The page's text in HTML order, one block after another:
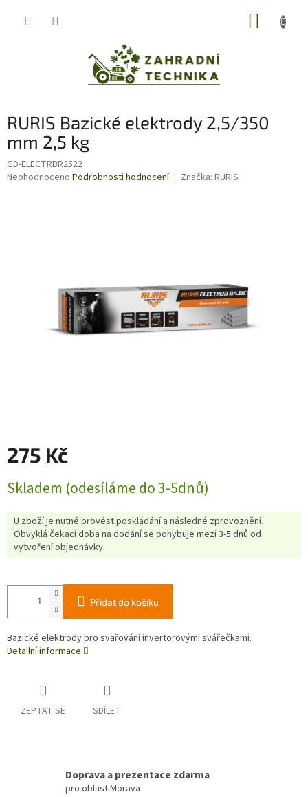
RURIS Bazické elektrody 2,5/350
mm 2,5 kg
GD-ELECTRBR2522
Průměrné
Neohodnoceno Podrobnosti hodnocení Značka: RURIS
275 Kč
cena:
Skladem (odesíláme do 3-5dnů)
U zboží je nutné provést poskládání a následné zprovoznění.
Obvyklá čekací doba na dodání se pohybuje mezi 3-5 dnů od
vytvoření objednávky.
Přidat do košíku
Bazické elektrody pro svařování invertorovými svářečkami.
Detailní informace
ZEPTAT SE SDÍLET
Doprava a prezentace zdarma
pro oblast Morava